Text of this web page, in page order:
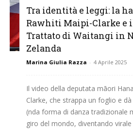
Tra identità e leggi: la
Rawhiti Maipi-Clarke e
Trattato di Waitangi in
Zelanda
Marina Giulia Razza - 4 Aprile 2025
Il video della deputata māori
Clarke, che strappa un foglio e
(nda forma di danza tradizionale
giro del mondo, diventando virale